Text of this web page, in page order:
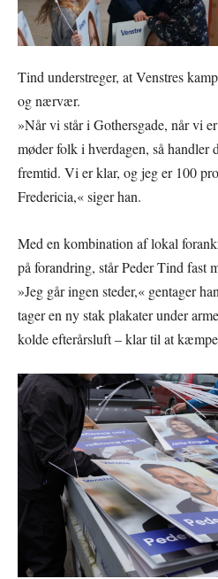
Tind understreger, at Venstres
og nærvær.
»Når vi står i Gothersgade, når vi
møder folk i hverdagen, så handler
fremtid. Vi er klar, og jeg er 100
Fredericia,« siger han.
Med en kombination af lokal
på forandring, står Peder Tind fast
»Jeg går ingen steder,« gentager
tager en ny stak plakater under
kolde efterårsluft – klar til at